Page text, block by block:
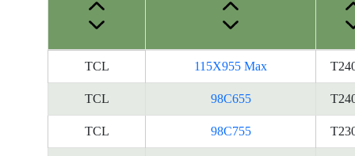
號
TCL 115X955 Max
TCL 98C655
TCL 98C755